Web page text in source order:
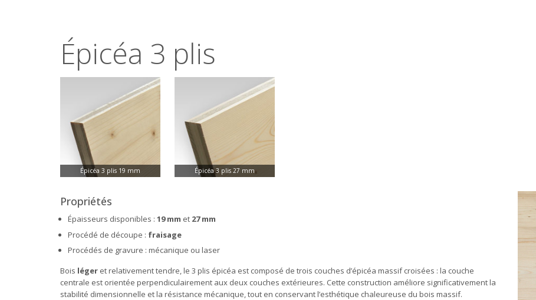
Épicéa 3 plis
Épicéa 3 plis 19 mm Épicéa 3 plis 27 mm
Propriétés
Épaisseurs disponibles : 19 mm et 27 mm
Procédé de découpe : fraisage
Procédés de gravure : mécanique ou laser
Bois léger et relativement tendre, le 3 plis épicéa est composé de trois couches d’épicéa massif croisées : la couche
centrale est orientée perpendiculairement aux deux couches extérieures. Cette construction améliore significativement la
stabilité dimensionnelle et la résistance mécanique, tout en conservant l’esthétique chaleureuse du bois massif.